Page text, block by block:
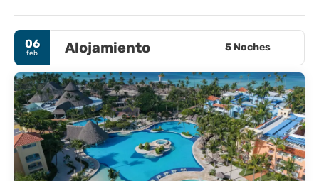
06
feb Alojamiento 5 Noches